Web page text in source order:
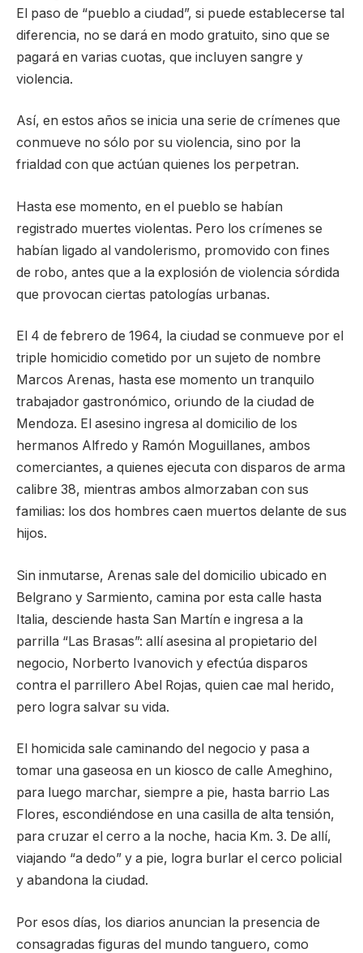
El paso de “pueblo a ciudad”, si puede establecerse tal
diferencia, no se dará en modo gratuito, sino que se
pagará en varias cuotas, que incluyen sangre y
violencia.
Así, en estos años se inicia una serie de crímenes que
conmueve no sólo por su violencia, sino por la
frialdad con que actúan quienes los perpetran.
Hasta ese momento, en el pueblo se habían
registrado muertes violentas. Pero los crímenes se
habían ligado al vandolerismo, promovido con fines
de robo, antes que a la explosión de violencia sórdida
que provocan ciertas patologías urbanas.
El 4 de febrero de 1964, la ciudad se conmueve por el
triple homicidio cometido por un sujeto de nombre
Marcos Arenas, hasta ese momento un tranquilo
trabajador gastronómico, oriundo de la ciudad de
Mendoza. El asesino ingresa al domicilio de los
hermanos Alfredo y Ramón Moguillanes, ambos
comerciantes, a quienes ejecuta con disparos de arma
calibre 38, mientras ambos almorzaban con sus
familias: los dos hombres caen muertos delante de sus
hijos.
Sin inmutarse, Arenas sale del domicilio ubicado en
Belgrano y Sarmiento, camina por esta calle hasta
Italia, desciende hasta San Martín e ingresa a la
parrilla “Las Brasas”: allí asesina al propietario del
negocio, Norberto Ivanovich y efectúa disparos
contra el parrillero Abel Rojas, quien cae mal herido,
pero logra salvar su vida.
El homicida sale caminando del negocio y pasa a
tomar una gaseosa en un kiosco de calle Ameghino,
para luego marchar, siempre a pie, hasta barrio Las
Flores, escondiéndose en una casilla de alta tensión,
para cruzar el cerro a la noche, hacia Km. 3. De allí,
viajando “a dedo” y a pie, logra burlar el cerco policial
y abandona la ciudad.
Por esos días, los diarios anuncian la presencia de
consagradas figuras del mundo tanguero, como